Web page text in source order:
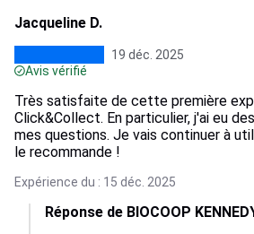
Jacqueline D.
19 déc. 2025
Avis vérifié
Très satisfaite de cette première
Click&Collect. En particulier, j'ai eu
mes questions. Je vais continuer à
le recommande !
Expérience du : 15 déc. 2025
Réponse de BIOCOOP